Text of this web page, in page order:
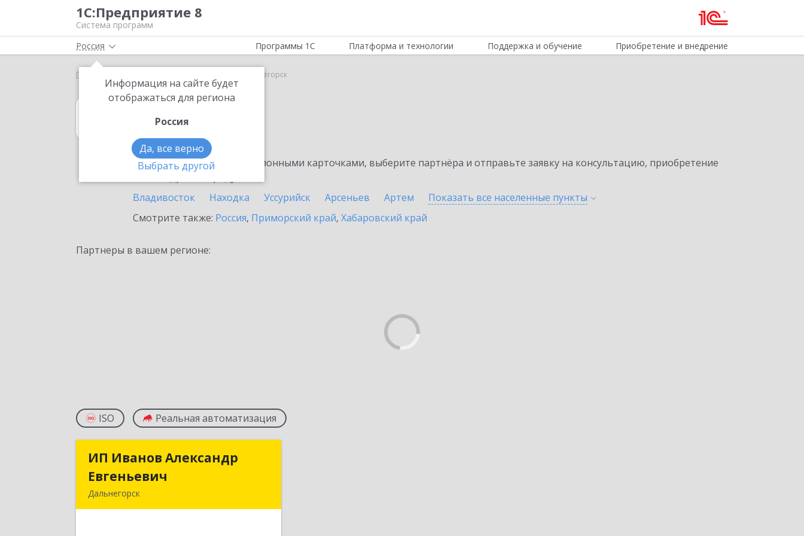
1С:Предприятие 8
Система программ
Россия
Информация на сайте будет
отображаться для региона
Россия
Да, все верно
Выбрать другой
Программы 1С Платформа и технологии Поддержка и обучение Приобретение и внедрение
Главная Дальнегорск
1С:Гаражи
в Дальнегорске
Ознакомьтесь с информационными карточками, выберите партнёра и отправьте заявку на консультацию, приобретение
Владивосток
Находка Уссурийск Арсеньев Артем Показать все населенные пункты
Смотрите также: Россия, Приморский край, Хабаровский край
Партнеры в вашем регионе:
ISO Реальная автоматизация
ИП Иванов Александр
Евгеньевич
Дальнегорск
ИП Иванов Александр